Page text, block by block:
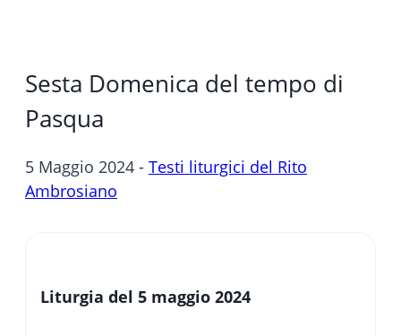
Sesta Domenica del tempo di
Pasqua
5 Maggio 2024 - Testi liturgici del Rito
Ambrosiano
Liturgia del 5 maggio 2024